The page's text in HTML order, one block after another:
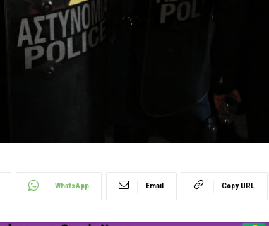
WhatsApp Email Copy URL